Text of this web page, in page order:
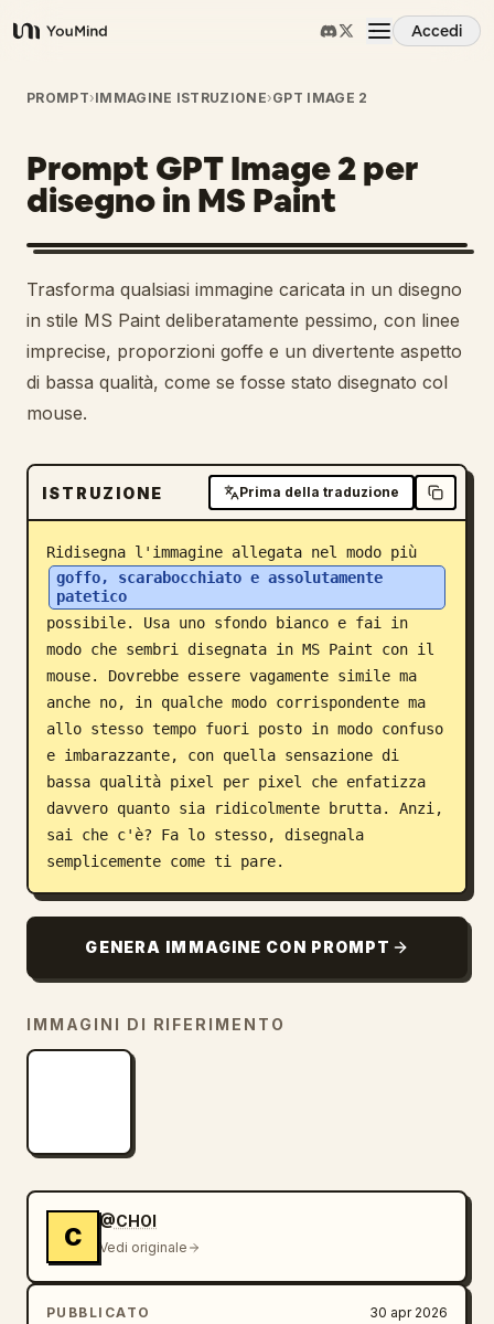
YouMind
Accedi
Panoramica
Casi d'uso
Abilità
Prompt
Prezzi
Blog
Aggiornamenti
PROMPT›IMMAGINE ISTRUZIONE›GPT IMAGE 2
Prompt GPT Image 2 per
disegno in MS Paint
Trasforma qualsiasi immagine caricata in un disegno
in stile MS Paint deliberatamente pessimo, con linee
imprecise, proporzioni goffe e un divertente aspetto
di bassa qualità, come se fosse stato disegnato col
mouse.
ISTRUZIONE Prima della traduzione
Ridisegna l'immagine allegata nel modo più
goffo, scarabocchiato e assolutamente
patetico
possibile. Usa uno sfondo bianco e fai in
modo che sembri disegnata in MS Paint con il
mouse. Dovrebbe essere vagamente simile ma
anche no, in qualche modo corrispondente ma
allo stesso tempo fuori posto in modo confuso
e imbarazzante, con quella sensazione di
bassa qualità pixel per pixel che enfatizza
davvero quanto sia ridicolmente brutta. Anzi,
sai che c'è? Fa lo stesso, disegnala
semplicemente come ti pare.
GENERA IMMAGINE CON PROMPT
IMMAGINI DI RIFERIMENTO
C
@CHOI
Vedi originale
PUBBLICATO 30 apr 2026